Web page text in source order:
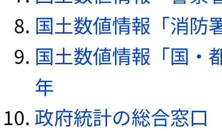
国土数値情報「消防
国土数値情報「国・
年
政府統計の総合窓口